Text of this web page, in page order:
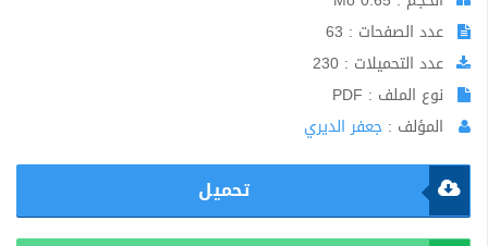
عدد الصفحات : 63
عدد التحميلات : 230
نوع الملف : PDF
المؤلف : جعفر الديري
تحميل